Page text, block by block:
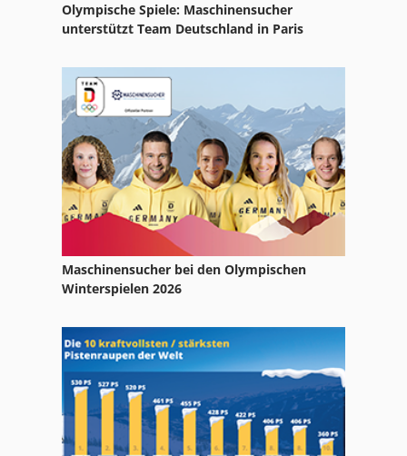
Lf 321
Ls 703
Nc Teilapparat
Tur 560
Olympische Spiele: Maschinensucher
unterstützt Team Deutschland in Paris
Maschinensucher bei den Olympischen
Winterspielen 2026